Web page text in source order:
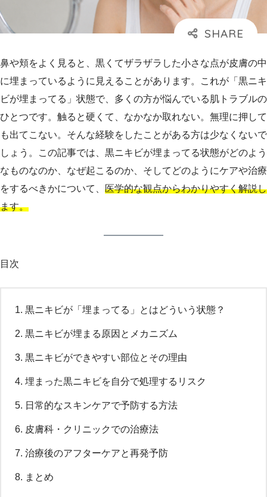
鼻や頬をよく見ると、黒くてザラザラした小さな点が皮膚の中
に埋まっているように見えることがあります。これが「黒ニキ
ビが埋まってる」状態で、多くの方が悩んでいる肌トラブルの
ひとつです。触ると硬くて、なかなか取れない。無理に押して
も出てこない。そんな経験をしたことがある方は少なくないで
しょう。この記事では、黒ニキビが埋まってる状態がどのよう
なものなのか、なぜ起こるのか、そしてどのようにケアや治療
をするべきかについて、 医学的な観点からわかりやすく解説し
ます。
目次
黒ニキビが「埋まってる」とはどういう状態？
黒ニキビが埋まる原因とメカニズム
黒ニキビができやすい部位とその理由
埋まった黒ニキビを自分で処理するリスク
日常的なスキンケアで予防する方法
皮膚科・クリニックでの治療法
治療後のアフターケアと再発予防
まとめ